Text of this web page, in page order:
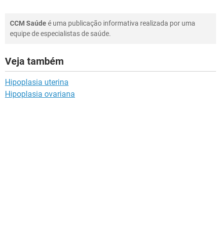
CCM Saúdeé uma publicação informativa realizada por uma
equipe de especialistas de saúde.
Veja também
Hipoplasia uterina
Hipoplasia ovariana